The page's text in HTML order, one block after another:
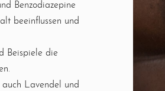
Benzodiazepine
beeinflussen und
Beispiele die
Lavendel und